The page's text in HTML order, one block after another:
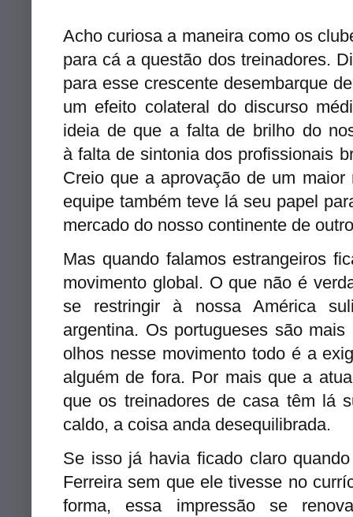
Acho curiosa a maneira como os
para cá a questão dos treinadores.
para esse crescente desembarque
um efeito colateral do discurso
ideia de que a falta de brilho do
à falta de sintonia dos profissionais
Creio que a aprovação de um
equipe também teve lá seu papel
mercado do nosso continente de
Mas quando falamos estrangeiros
movimento global. O que não é
se restringir à nossa América
argentina. Os portugueses são
olhos nesse movimento todo é a
alguém de fora. Por mais que a
que os treinadores de casa têm lá
caldo, a coisa anda desequilibrada.
Se isso já havia ficado claro
Ferreira sem que ele tivesse no
forma, essa impressão se